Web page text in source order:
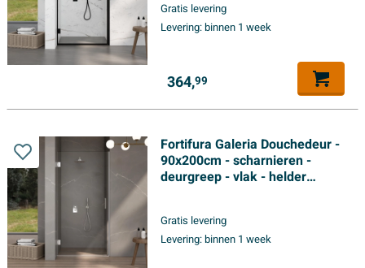
Gratis levering
Levering:binnen 1 week
364,99
Fortifura Galeria Douchedeur -
90x200cm - scharnieren -
deurgreep - vlak - helder
Gratis levering
Levering:binnen 1 week